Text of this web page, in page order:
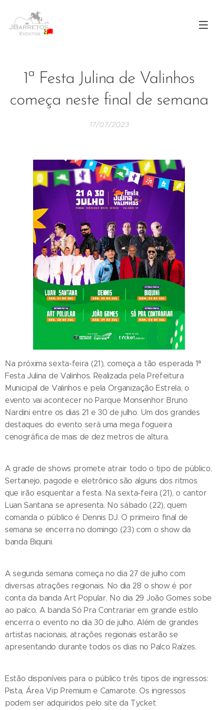
1ª Festa Julina de Valinhos
começa neste final de semana
17/07/2023
Na próxima sexta-feira (21), começa a tão esperada 1ª
Festa Julina de Valinhos. Realizada pela Prefeitura
Municipal de Valinhos e pela Organização Estrela, o
evento vai acontecer no Parque Monsenhor Bruno
Nardini entre os dias 21 e 30 de julho. Um dos grandes
destaques do evento será uma mega fogueira
cenográfica de mais de dez metros de altura.
A grade de shows promete atrair todo o tipo de público.
Sertanejo, pagode e eletrônico são alguns dos ritmos
que irão esquentar a festa. Na sexta-feira (21), o cantor
Luan Santana se apresenta. No sábado (22), quem
comanda o público é Dennis DJ. O primeiro final de
semana se encerra no domingo (23) com o show da
banda Biquini.
A segunda semana começa no dia 27 de julho com
diversas atrações regionais. No dia 28 o show é por
conta da banda Art Popular. No dia 29 João Gomes sobe
ao palco. A banda Só Pra Contrariar em grande estilo
encerra o evento no dia 30 de julho. Além de grandes
artistas nacionais, atrações regionais estarão se
apresentando durante todos os dias no Palco Raízes.
Estão disponíveis para o público três tipos de ingressos:
Pista, Área Vip Premium e Camarote. Os ingressos
podem ser adquiridos pelo site da Tycket